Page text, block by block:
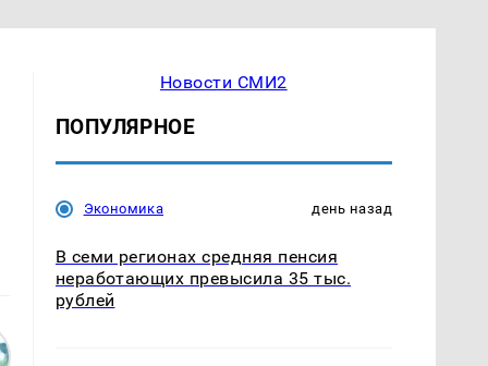
Новости СМИ2
ПОПУЛЯРНОЕ
Экономика день назад
В семи регионах средняя пенсия
неработающих превысила 35 тыс.
рублей